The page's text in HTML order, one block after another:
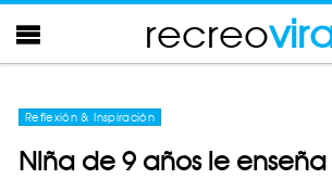
recreo
Reflexión & Inspiración
Niña de 9 años le